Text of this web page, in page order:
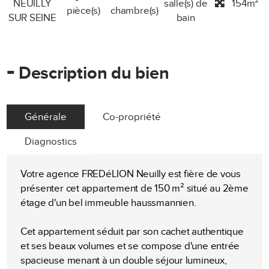
NEUILLY
SUR SEINE
pièce(s)
chambre(s)
salle(s) de
bain
154m²
- Description du bien
Générale Co-propriété
Diagnostics
Votre agence FREDéLION Neuilly est fière de vous
présenter cet appartement de 150 m² situé au 2ème
étage d'un bel immeuble haussmannien.
Cet appartement séduit par son cachet authentique
et ses beaux volumes et se compose d'une entrée
spacieuse menant à un double séjour lumineux,